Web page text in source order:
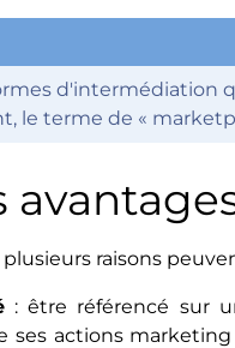
d'intermédiation
le terme de «
raisons
: être référencé sur
ses actions